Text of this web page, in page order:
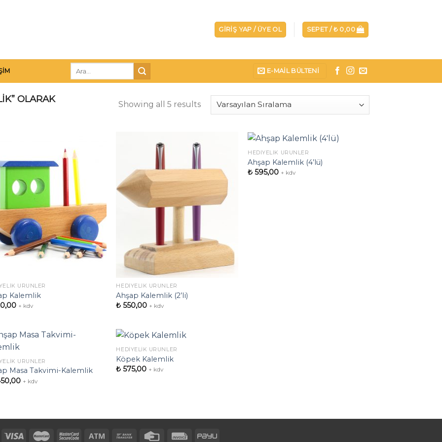
GIRIŞ YAP / ÜYE OL SEPET / ₺ 0,00
E-MAIL BÜLTENI
OLARAK
Showing all 5 results
Listeme
ÜRÜNLER
Kalemlik
+ kdv
İstek
HEDIYELIK ÜRÜNLER
Ahşap Kalemlik (2’li)
₺ 550,00 + kdv
HEDIYELIK ÜRÜNLER
Ahşap Kalemlik (4’lü)
₺ 595,00 + kdv
İstek
ÜRÜNLER
Masa Takvimi-Kalemlik
+ kdv
HEDIYELIK ÜRÜNLER
Köpek Kalemlik
₺ 575,00 + kdv